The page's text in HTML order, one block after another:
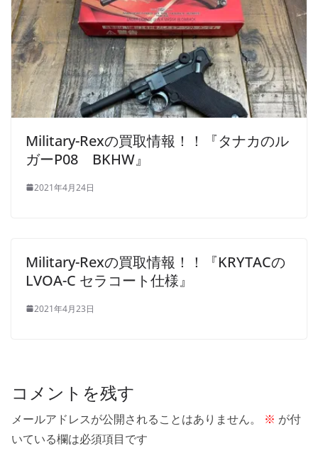
Military-Rexの買取情報！！『タナカのル
ガーP08 BKHW』
2021年4月24日
Military-Rexの買取情報！！『KRYTACの
LVOA-C セラコート仕様』
2021年4月23日
コメントを残す
メールアドレスが公開されることはありません。 ※ が付
いている欄は必須項目です